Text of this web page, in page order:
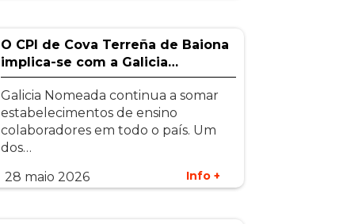
O CPI de Cova Terreña de Baiona
implica-se com a Galicia…
Galicia Nomeada continua a somar
estabelecimentos de ensino
colaboradores em todo o país. Um
dos…
28 maio 2026
Info +